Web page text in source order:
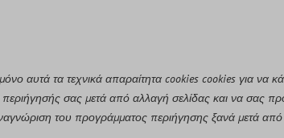
τα τεχνικά απαραίτητα cookies cookies για να
σας μετά από αλλαγή σελίδας και να σας
του προγράμματος περιήγησης ξανά μετά από